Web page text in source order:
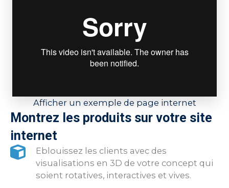
Montrez les produits sur votre site
internet
Eblouissez les clients avec des
visualisations en 3D de votre concept qui
soient rotatives, interactives et vives.
Afficher un exemple de page internet